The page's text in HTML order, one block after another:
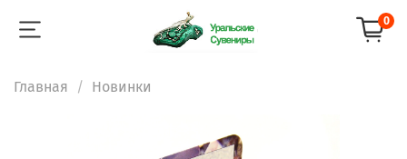
0
Главная Новинки